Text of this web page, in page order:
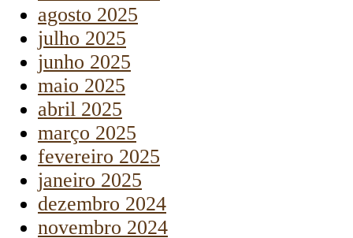
agosto 2025
julho 2025
junho 2025
maio 2025
abril 2025
março 2025
fevereiro 2025
janeiro 2025
dezembro 2024
novembro 2024